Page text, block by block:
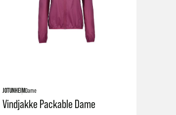
JOTUNHEIMDame
Vindjakke Packable Dame